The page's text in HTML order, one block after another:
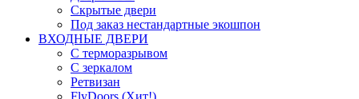
Скрытые двери
Под заказ нестандартные экошпон
ВХОДНЫЕ ДВЕРИ
С терморазрывом
С зеркалом
Ретвизан
FlyDoors (Хит!)